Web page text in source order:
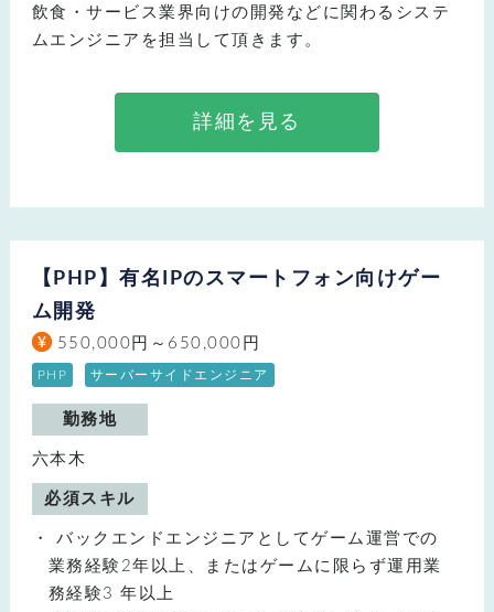
飲食・サービス業界向けの開発などに関わるシステ
ムエンジニアを担当して頂きます。
詳細を見る
【PHP】有名IPのスマートフォン向けゲー
ム開発
550,000円～650,000円
PHP サーバーサイドエンジニア
勤務地
六本木
必須スキル
バックエンドエンジニアとしてゲーム運営での
業務経験2年以上、またはゲームに限らず運用業
務経験3 年以上